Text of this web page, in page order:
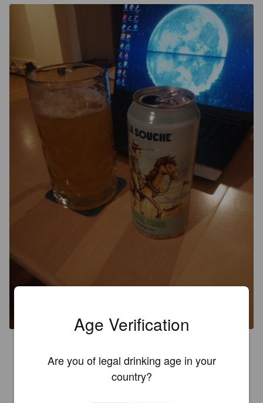
Une session avec une belle amertume mais un poil trop
Age Verification
Are you of legal drinking age in your
country?